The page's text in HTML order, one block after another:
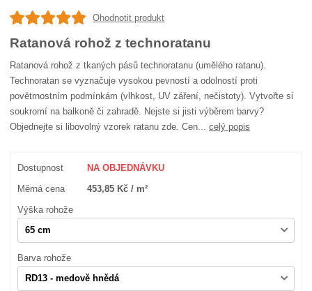
Ohodnotit produkt
Ratanová rohož z technoratanu
Ratanová rohož z tkaných pásů technoratanu (umělého ratanu).
Technoratan se vyznačuje vysokou pevností a odolností proti
povětrnostním podmínkám (vlhkost, UV záření, nečistoty). Vytvořte si
soukromí na balkoně či zahradě. Nejste si jisti výběrem barvy?
Objednejte si libovolný vzorek ratanu zde. Cen...celý popis
Dostupnost NA OBJEDNÁVKU
Měrná cena 453,85 Kč / m²
Výška rohože
Barva rohože